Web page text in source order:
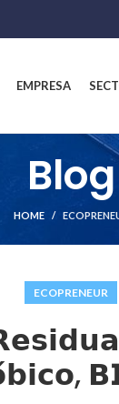
EMPRESA
Blog
HOME
ECOPRENEUR